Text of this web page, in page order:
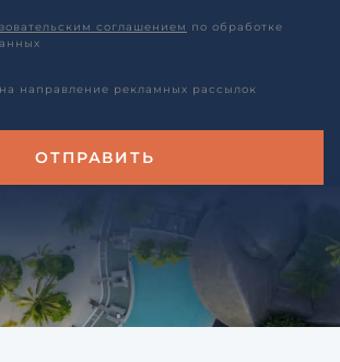
соглашением по обработке
направление рекламных рассылок